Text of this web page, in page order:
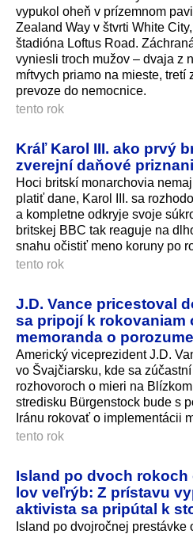
vypukol oheň v prízemnom
Zealand Way v štvrti White
štadióna Loftus Road.
vyniesli troch mužov – dvaja z
mŕtvych priamo na mieste,
prevoze do nemocnice.
tento rok
Kráľ Karol III. ako prvý
zverejní daňové
Hoci britskí monarchovia
platiť dane, Karol III. sa
a kompletne odkryje svoje
britskej BBC tak reaguje na
snahu očistiť meno koruny po
tento rok
J.D. Vance pricestoval
sa pripojí k rokovaniam
memoranda o
Americký viceprezident J.D.
vo Švajčiarsku, kde sa
rozhovoroch o mieri na
stredisku Bürgenstock bude s
Iránu rokovať o implementácii
tento rok
Island po dvoch
lov veľrýb: Z prístavu
aktivista sa pripútal k
Island po dvojročnej